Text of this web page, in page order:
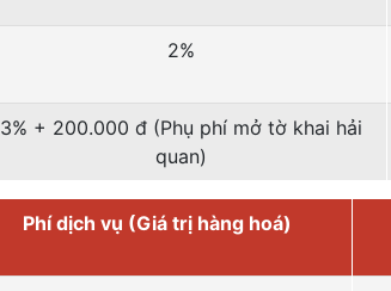
2%
3% + 200.000 đ (Phụ phí mở tờ khai hải
quan)
Phí dịch vụ (Giá trị hàng hoá)